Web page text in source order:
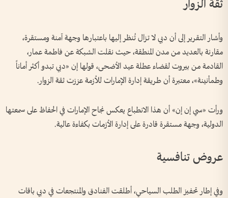
ثقة الزوار
وأشار التقرير إلى أن دبي لا تزال تُنظر إليها باعتبارها وجهة آمنة ومستقرة،
مقارنة بالعديد من مدن المنطقة، حيث نقلت الشبكة عن فاطمة عمار،
القادمة من بيروت لقضاء عطلة عيد الأضحى، قولها إن «دبي تبدو أكثر أماناً
وطمأنينة»، معتبرة أن طريقة إدارة الإمارات للأزمة عززت ثقة الزوار.
ورأت «سي إن إن» أن هذا الانطباع يعكس نجاح الإمارات في الحفاظ على سمعتها
الدولية، وجهة مستقرة قادرة على إدارة الأزمات بكفاءة عالية.
عروض تنافسية
وفي إطار تحفيز الطلب السياحي، أطلقت الفنادق والمنتجعات في دبي باقات